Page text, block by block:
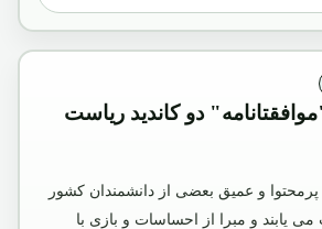
دو کاندید ریاست
پرمحتوا و عمیق بعضی از دانشمندان کشور
می یابند و مبرا از احساسات و بازی با